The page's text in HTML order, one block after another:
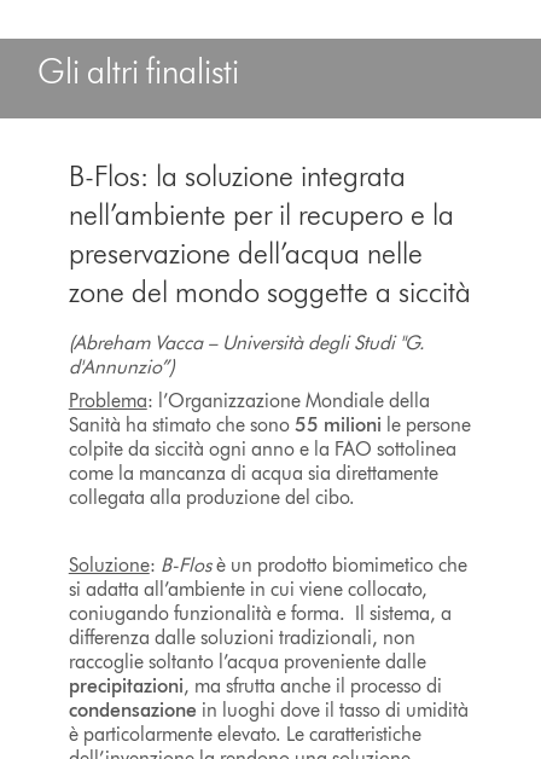
Gli altri finalisti
B-Flos: la soluzione integrata
nell’ambiente per il recupero e la
preservazione dell’acqua nelle
zone del mondo soggette a siccità
(Abreham Vacca – Università degli Studi "G.
d'Annunzio”)
Problema: l’Organizzazione Mondiale della
Sanità ha stimato che sono 55 milioni le persone
colpite da siccità ogni anno e la FAO sottolinea
come la mancanza di acqua sia direttamente
collegata alla produzione del cibo.
Soluzione: B-Flosè un prodotto biomimetico che
si adatta all’ambiente in cui viene collocato,
coniugando funzionalità e forma. Il sistema, a
differenza dalle soluzioni tradizionali, non
raccoglie soltanto l’acqua proveniente dalle
precipitazioni, ma sfrutta anche il processo di
condensazione in luoghi dove il tasso di umidità
è particolarmente elevato. Le caratteristiche